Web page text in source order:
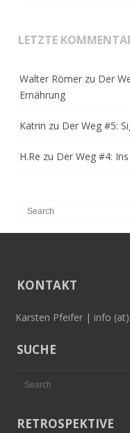
LETZTE
Walter Römer zu Der
Ernährung
Katrin zu Der Weg #5:
H.Re zu Der Weg #4:
KONTAKT
Karsten Pfeifer | info
SUCHE
RETROSPEKTIVE